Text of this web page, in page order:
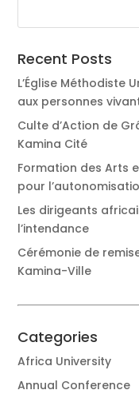
Recent Posts
L’Église Méthodiste
aux personnes
Culte d’Action de
Kamina Cité
Formation des Arts
pour
Les dirigeants
l’intendance
Cérémonie de
Kamina-Ville
Categories
Africa University
Annual Conference